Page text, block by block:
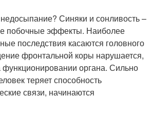
Синяки и сонливость –
побочные эффекты. Наиболее
последствия касаются головного
фронтальной коры нарушается,
функционировании органа. Сильно
теряет способность
связи, начинаются